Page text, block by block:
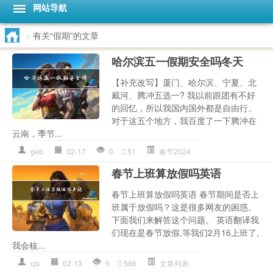
网站导航
> 有关“假期”的文章
哈尔滨五一假期安全吗冬天
【补充改写】厦门、哈尔滨、宁夏、北
戴河、腾冲五选一? 我以前跟团有不好
的回忆，所以我国内国外都是自由行。
对于这五个地方，我百度了一下腾冲在
云南，季节...
geb 02-17 0 51 春节2024
春节上班算放假吗英语
春节上班算放假吗英语 春节期间是否上
班属于放假吗？这是很多网友的困惑。
下面我们来解答这个问题。 英语翻译我
们现在是春节放假,等我们2月16上班了,
我会核...
cjs 02-13 0 566 文章列表